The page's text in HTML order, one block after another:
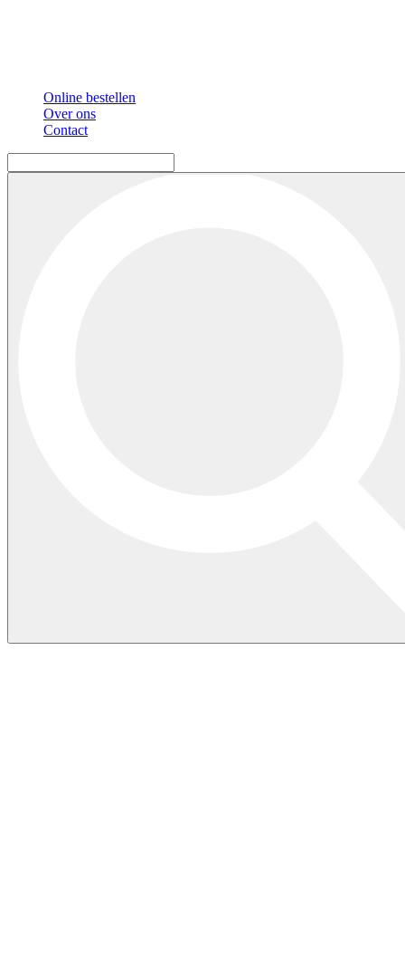
Online bestellen
Over ons
Contact